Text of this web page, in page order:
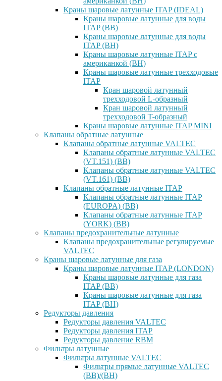
Краны шаровые латунные ITAP (IDEAL)
Краны шаровые латунные для воды
ITAP (ВВ)
Краны шаровые латунные для воды
ITAP (ВН)
Краны шаровые латунные ITAP с
американкой (ВН)
Краны шаровые латунные трехходовые
ITAP
Кран шаровой латунный
трехходовой L-образный
Кран шаровой латунный
трехходовой T-образный
Краны шаровые латунные ITAP MINI
Клапаны обратные латунные
Клапаны обратные латунные VALTEC
Клапаны обратные латунные VALTEC
(VT.151) (ВВ)
Клапаны обратные латунные VALTEC
(VT.161) (ВВ)
Клапаны обратные латунные ITAP
Клапаны обратные латунные ITAP
(EUROPA) (ВВ)
Клапаны обратные латунные ITAP
(YORK) (ВВ)
Клапаны предохранительные латунные
Клапаны предохранительные регулируемые
VALTEC
Краны шаровые латунные для газа
Краны шаровые латунные ITAP (LONDON)
Краны шаровые латунные для газа
ITAP (ВВ)
Краны шаровые латунные для газа
ITAP (ВН)
Редукторы давления
Редукторы давления VALTEC
Редукторы давления ITAP
Редукторы давление RBM
Фильтры латунные
Фильтры латунные VALTEC
Фильтры прямые латунные VALTEC
(ВВ)/(ВН)